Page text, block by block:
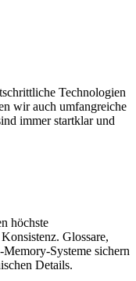
Technologien
wir auch umfangreiche
immer startklar und
höchste
Glossare,
Systeme sichern
Details.